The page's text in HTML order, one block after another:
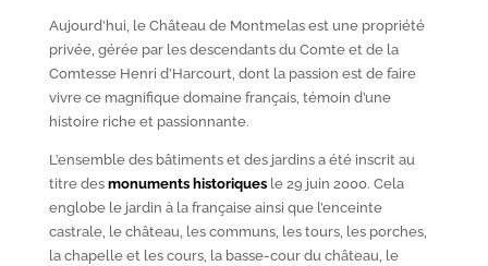
Aujourd’hui, le Château de Montmelas est une propriété
privée, gérée par les descendants du Comte et de la
Comtesse Henri d’Harcourt, dont la passion est de faire
vivre ce magnifique domaine français, témoin d’une
histoire riche et passionnante.
L’ensemble des bâtiments et des jardins a été inscrit au
titre des monuments historiquesle 29 juin 2000. Cela
englobe le jardin à la française ainsi que l’enceinte
castrale, le château, les communs, les tours, les porches,
la chapelle et les cours, la basse-cour du château, le